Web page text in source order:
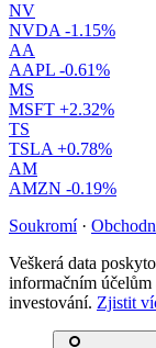
NV
NVDA -1.15%
AA
AAPL -0.61%
MS
MSFT +2.32%
TS
TSLA +0.78%
AM
AMZN -0.19%
Soukromí ·
Veškerá data
informačním účelům
investování. Zjistit